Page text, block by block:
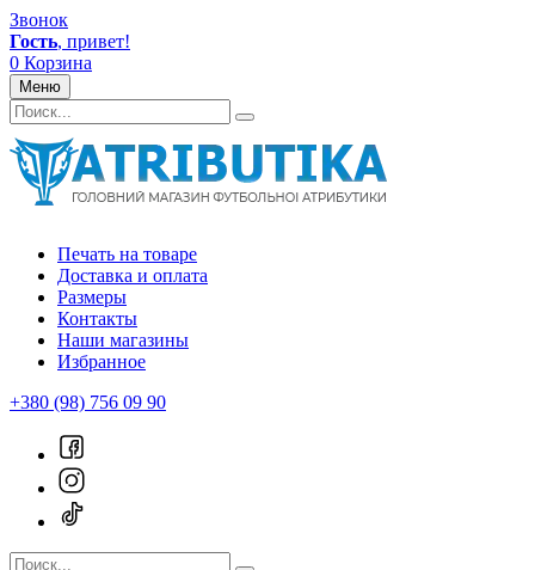
Звонок
Гость, привет!
0 Корзина
Меню
Печать на товаре
Доставка и оплата
Размеры
Контакты
Наши магазины
Избранное
+380 (98) 756 09 90